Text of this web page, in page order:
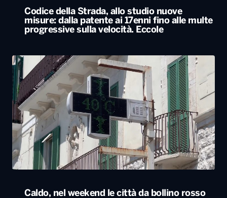
Codice della Strada, allo studio nuove
misure: dalla patente ai 17enni fino alle multe
progressive sulla velocità. Eccole
Caldo, nel weekend le città da bollino rosso